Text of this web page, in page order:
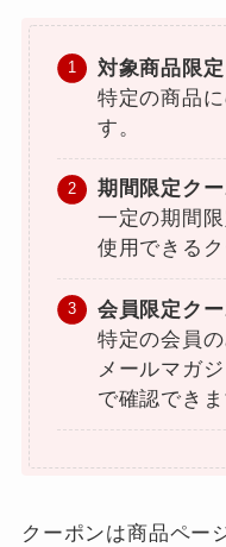
対象商品限
特定の商品
す。
期間限定ク
一定の期間
使用できるク
会員限定ク
特定の会員
メールマガ
で確認できま
クーポンは商品ペー